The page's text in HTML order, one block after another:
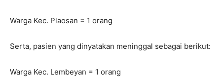
Warga Kec. Plaosan = 1 orang
Serta, pasien yang dinyatakan meninggal sebagai berikut:
Warga Kec. Lembeyan = 1 orang